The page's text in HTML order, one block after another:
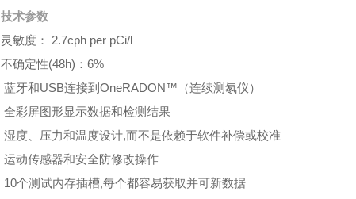
技术参数
灵敏度： 2.7cph per pCi/l
不确定性(48h)：6%
蓝牙和USB连接到OneRADON™（连续测氡仪）
全彩屏图形显示数据和检测结果
湿度、压力和温度设计,而不是依赖于软件补偿或校准
运动传感器和安全防修改操作
10个测试内存插槽,每个都容易获取并可新数据